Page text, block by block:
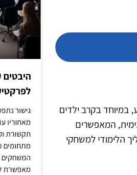
במיוחד בקרב ילדים
המאפשרים
הלימודי למשחקי
היבטים
גישור
מאחוריו
תקשורת
מתחומים
המשחקים
מאפשרת